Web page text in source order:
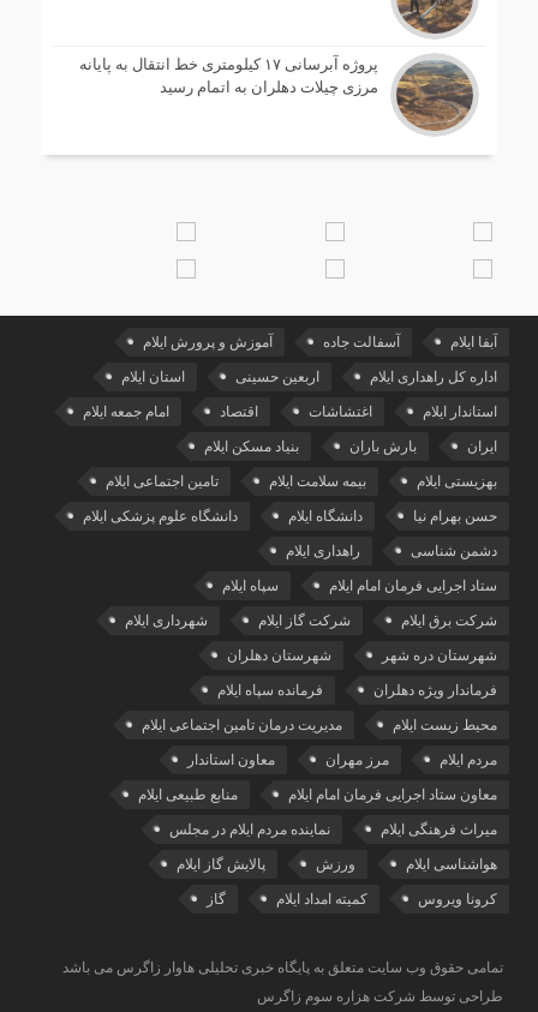
پروژه آبرسانی ۱۷ کیلومتری خط انتقال به پایانه
مرزی چیلات دهلران به اتمام رسید
آبفا ایلام آسفالت جاده آموزش و پرورش ایلام
اداره کل راهداری ایلام اربعین حسینی استان ایلام
استاندار ایلام اغتشاشات اقتصاد امام جمعه ایلام
ایران بارش باران بنیاد مسکن ایلام
بهزیستی ایلام بیمه سلامت ایلام تامین اجتماعی ایلام
حسن بهرام نیا دانشگاه ایلام دانشگاه علوم پزشکی ایلام
دشمن شناسی راهداری ایلام
ستاد اجرایی فرمان امام ایلام سپاه ایلام
شرکت برق ایلام شرکت گاز ایلام شهرداری ایلام
شهرستان دره شهر شهرستان دهلران
فرماندار ویژه دهلران فرمانده سپاه ایلام
محیط زیست ایلام مدیریت درمان تامین اجتماعی ایلام
مردم ایلام مرز مهران معاون استاندار
معاون ستاد اجرایی فرمان امام ایلام منابع طبیعی ایلام
میراث فرهنگی ایلام نماینده مردم ایلام در مجلس
هواشناسی ایلام ورزش پالایش گاز ایلام
کرونا ویروس کمیته امداد ایلام گاز
تمامی حقوق وب سایت متعلق به پایگاه خبری تحلیلی هاوار زاگرس می باشد
طراحی توسط شرکت هزاره سوم زاگرس